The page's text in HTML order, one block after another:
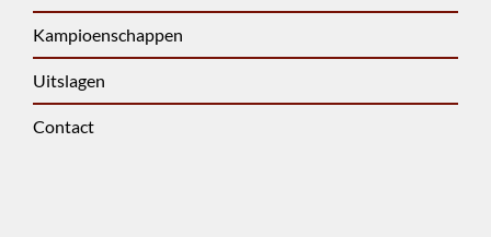
Kampioenschappen
Uitslagen
Contact